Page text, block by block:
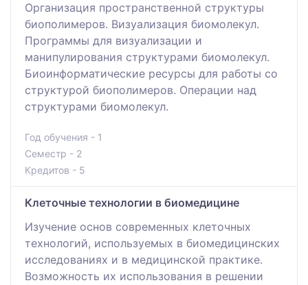
Организация пространственной структуры
биополимеров. Визуализация биомолекул.
Программы для визуализации и
манипулирования структурами биомолекул.
Биоинформатические ресурсы для работы со
структурой биополимеров. Операции над
структурами биомолекул.
Год обучения - 1
Семестр - 2
Кредитов - 5
Клеточные технологии в биомедицине
Изучение основ современных клеточных
технологий, используемых в биомедицинских
исследованиях и в медицинской практике.
Возможность их использования в решении